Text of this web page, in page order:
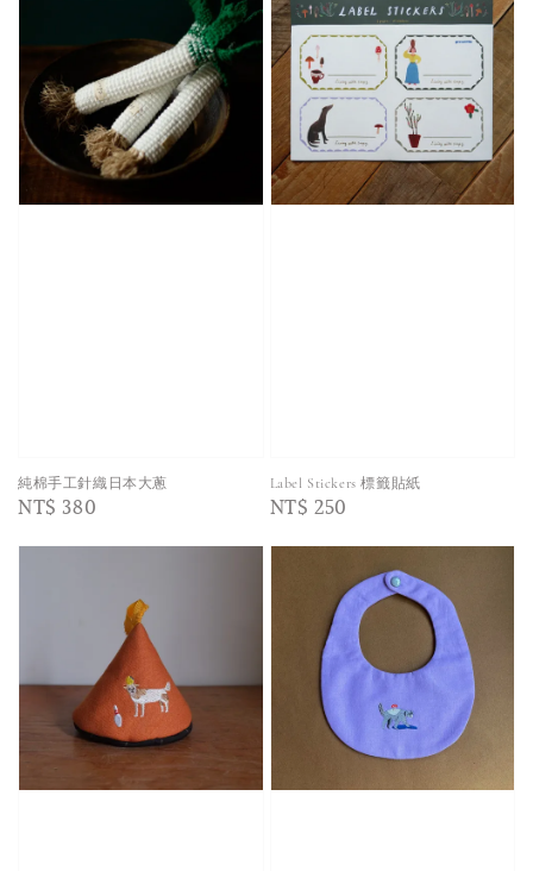
純棉手工針織日本大蔥
Regular
NT$ 380
Label Stickers 標籤貼紙
Regular
NT$ 250